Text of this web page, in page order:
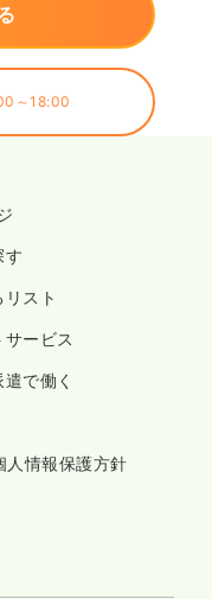
～18:00
す
スト
サービス
で働く
人情報保護方針